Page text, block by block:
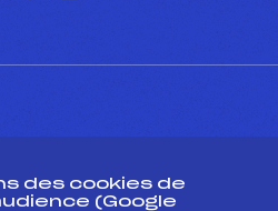
des cookies de
(Google